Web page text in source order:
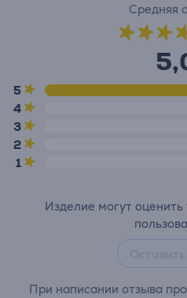
Средняя
5
4
3
2
1
Изделие могут
При написании отзыва